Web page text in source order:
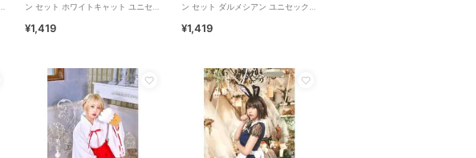
ン セット ホワイトキャット ユニセッ
¥1,419
ン セット ダルメシアン ユニセックス
¥1,419